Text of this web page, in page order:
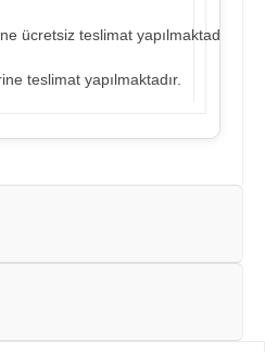
ücretsiz teslimat yapılmaktadır.
teslimat yapılmaktadır.